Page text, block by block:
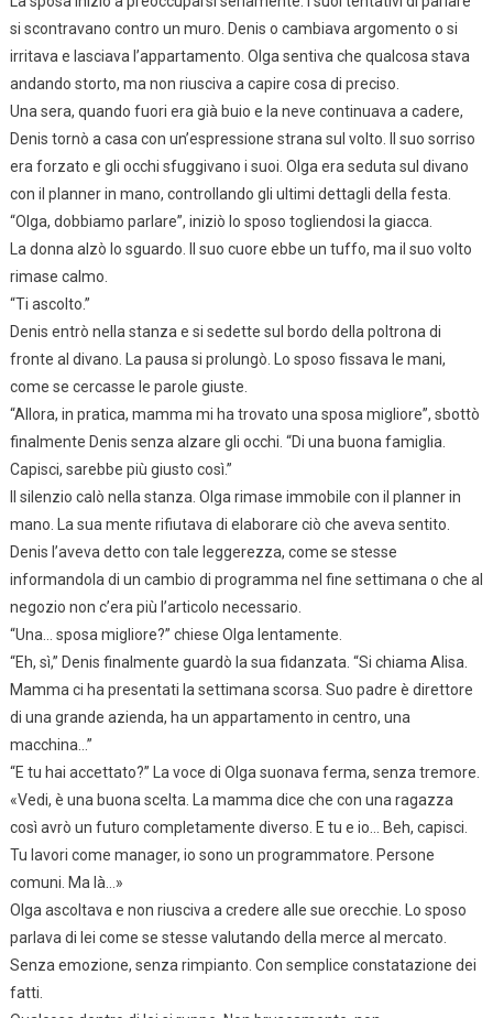
si scontravano contro un muro. Denis o cambiava argomento o si
irritava e lasciava l’appartamento. Olga sentiva che qualcosa stava
andando storto, ma non riusciva a capire cosa di preciso.
Una sera, quando fuori era già buio e la neve continuava a cadere,
Denis tornò a casa con un’espressione strana sul volto. Il suo sorriso
era forzato e gli occhi sfuggivano i suoi. Olga era seduta sul divano
con il planner in mano, controllando gli ultimi dettagli della festa.
“Olga, dobbiamo parlare”, iniziò lo sposo togliendosi la giacca.
La donna alzò lo sguardo. Il suo cuore ebbe un tuffo, ma il suo volto
rimase calmo.
“Ti ascolto.”
Denis entrò nella stanza e si sedette sul bordo della poltrona di
fronte al divano. La pausa si prolungò. Lo sposo fissava le mani,
come se cercasse le parole giuste.
“Allora, in pratica, mamma mi ha trovato una sposa migliore”, sbottò
finalmente Denis senza alzare gli occhi. “Di una buona famiglia.
Capisci, sarebbe più giusto così.”
Il silenzio calò nella stanza. Olga rimase immobile con il planner in
mano. La sua mente rifiutava di elaborare ciò che aveva sentito.
Denis l’aveva detto con tale leggerezza, come se stesse
informandola di un cambio di programma nel fine settimana o che al
negozio non c’era più l’articolo necessario.
“Una… sposa migliore?” chiese Olga lentamente.
“Eh, sì,” Denis finalmente guardò la sua fidanzata. “Si chiama Alisa.
Mamma ci ha presentati la settimana scorsa. Suo padre è direttore
di una grande azienda, ha un appartamento in centro, una
macchina…”
“E tu hai accettato?” La voce di Olga suonava ferma, senza tremore.
«Vedi, è una buona scelta. La mamma dice che con una ragazza
così avrò un futuro completamente diverso. E tu e io… Beh, capisci.
Tu lavori come manager, io sono un programmatore. Persone
comuni. Ma là…»
Olga ascoltava e non riusciva a credere alle sue orecchie. Lo sposo
parlava di lei come se stesse valutando della merce al mercato.
Senza emozione, senza rimpianto. Con semplice constatazione dei
fatti.